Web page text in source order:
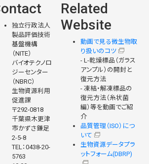
独立行政法人
製品評価技術
基盤機構
（NITE）
バイオテクノロ
ジーセンター
（NBRC）
生物資源利用
促進課
〒292-0818
千葉県木更津
市かずさ鎌足
2-5-8
TEL：0438-20-
5763
Related
Website
動画で見る微生物取
り扱いのコツ
- L-乾燥標品（ガラス
アンプル）の開封と
復元方法
- 凍結・解凍標品の
復元方法（糸状菌
編）等を動画でご紹
介
品質管理（ISO）につ
いて
生物資源データプラ
ットフォーム(DBRP)